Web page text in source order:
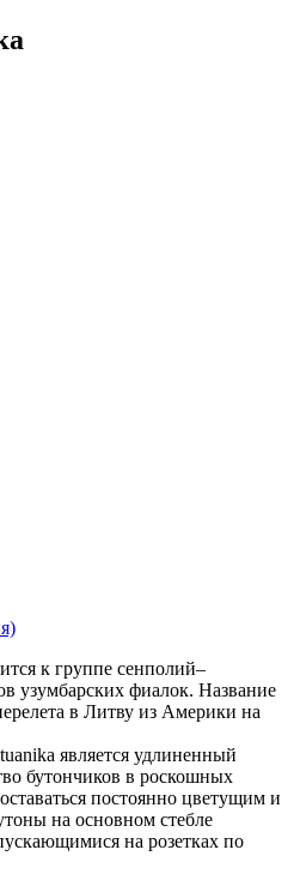
к группе сенполий–
узумбарских фиалок. Название
в Литву из Америки на
является удлиненный
бутончиков в роскошных
постоянно цветущим и
на основном стебле
на розетках по